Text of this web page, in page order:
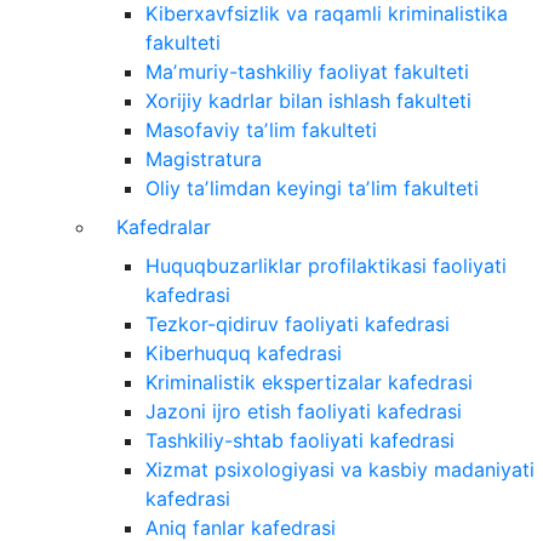
Kiberxavfsizlik va raqamli kriminalistika
fakulteti
Maʼmuriy-tashkiliy faoliyat fakulteti
Xorijiy kadrlar bilan ishlash fakulteti
Masofaviy taʼlim fakulteti
Magistratura
Oliy taʼlimdan keyingi taʼlim fakulteti
Kafedralar
Huquqbuzarliklar profilaktikasi faoliyati
kafedrasi
Tezkor-qidiruv faoliyati kafedrasi
Kiberhuquq kafedrasi
Kriminalistik ekspertizalar kafedrasi
Jazoni ijro etish faoliyati kafedrasi
Tashkiliy-shtab faoliyati kafedrasi
Xizmat psixologiyasi va kasbiy madaniyati
kafedrasi
Aniq fanlar kafedrasi